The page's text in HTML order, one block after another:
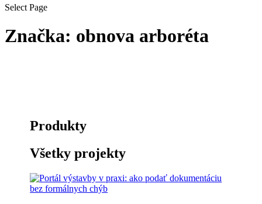
Select Page
Značka: obnova arboréta
Produkty
Všetky projekty